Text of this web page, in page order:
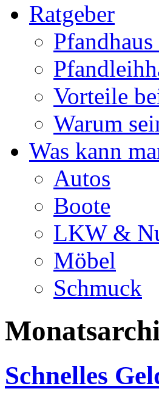
Ratgeber
Vorteile
Warum
Was kann
Autos
Boote
LKW &
Möbel
Schmuck
Schnelles